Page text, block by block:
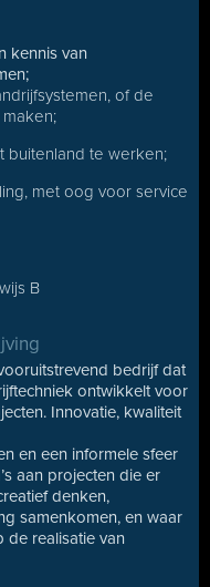
kennis van
of de
buitenland te werken;
met oog voor service
B
bedrijf dat
ontwikkelt voor
Innovatie, kwaliteit
en een informele sfeer
aan projecten die er
denken,
samenkomen, en waar
de realisatie van